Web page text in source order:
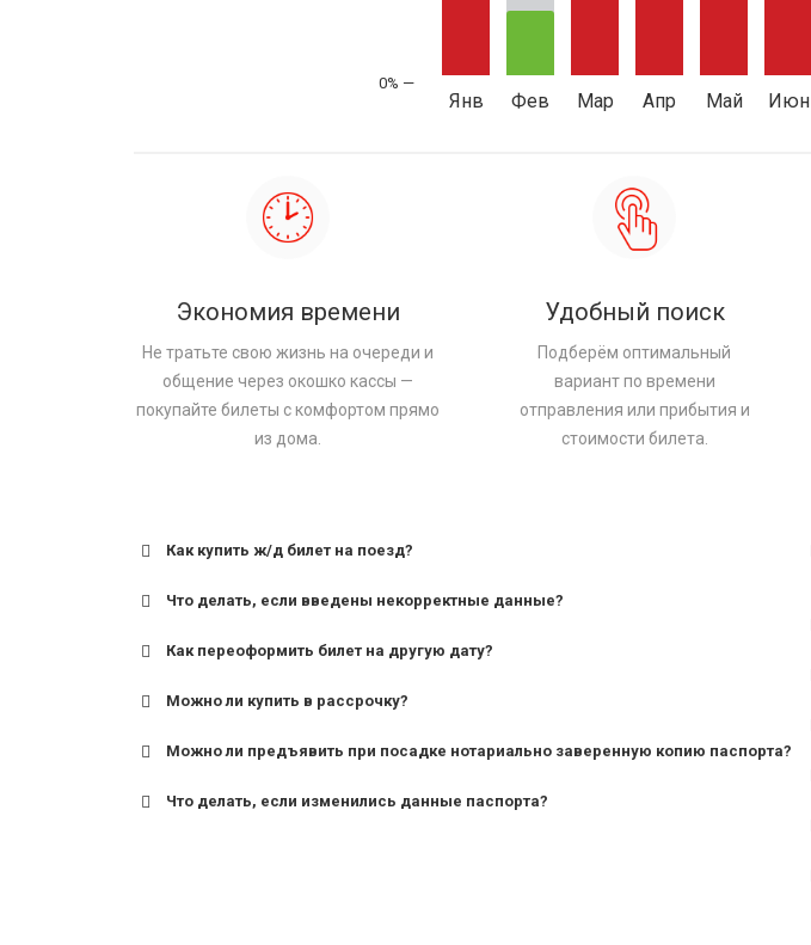
Янв Фев Мар Апр Май Июн
Экономия времени
Не тратьте свою жизнь на очереди и
общение через окошко кассы —
покупайте билеты с комфортом прямо
из дома.
Удобный поиск
Подберём оптимальный
вариант по времени
отправления или прибытия и
стоимости билета.
Как купить ж/д билет на поезд?
Что делать, если введены некорректные данные?
Как переоформить билет на другую дату?
Можно ли купить в рассрочку?
Можно ли предъявить при посадке нотариально заверенную копию паспорта?
Что делать, если изменились данные паспорта?